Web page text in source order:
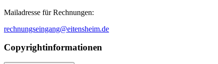
Mailadresse für Rechnungen:
rechnungseingang@eitensheim.de
Copyrightinformationen